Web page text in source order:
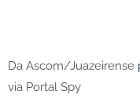
Da Ascom/Juazeirense
via Portal Spy